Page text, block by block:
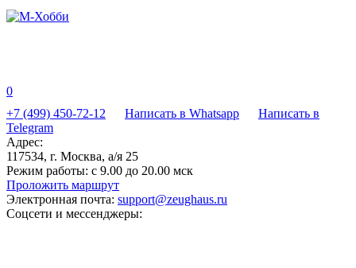
0
+7 (499) 450-72-12
Написать в Whatsapp
Написать в
Telegram
Адрес:
117534, г. Москва, а/я 25
Режим работы: с 9.00 до 20.00 мск
Проложить маршрут
Электронная почта: support@zeughaus.ru
Соцсети и мессенджеры: